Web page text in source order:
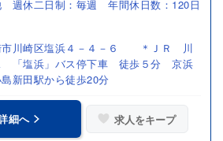
週休二日制：毎週 年間休日数：120日
市川崎区塩浜４－４－６ ＊ＪＲ 川
「塩浜」バス停下車 徒歩５分 京浜
新田駅から徒歩20分
細へ 求人をキープ